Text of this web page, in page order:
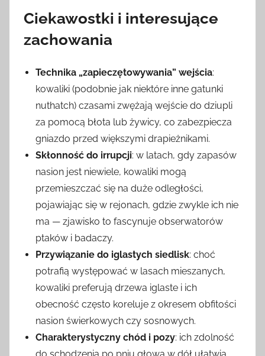
Ciekawostki i interesujące
zachowania
Technika „zapieczętowywania” wejścia:
kowaliki (podobnie jak niektóre inne gatunki
nuthatch) czasami zwężają wejście do dziupli
za pomocą błota lub żywicy, co zabezpiecza
gniazdo przed większymi drapieżnikami.
Skłonność do irrupcji: w latach, gdy zapasów
nasion jest niewiele, kowaliki mogą
przemieszczać się na duże odległości,
pojawiając się w rejonach, gdzie zwykle ich nie
ma — zjawisko to fascynuje obserwatorów
ptaków i badaczy.
Przywiązanie do iglastych siedlisk: choć
potrafią występować w lasach mieszanych,
kowaliki preferują drzewa iglaste i ich
obecność często koreluje z okresem obfitości
nasion świerkowych czy sosnowych.
Charakterystyczny chód i pozy: ich zdolność